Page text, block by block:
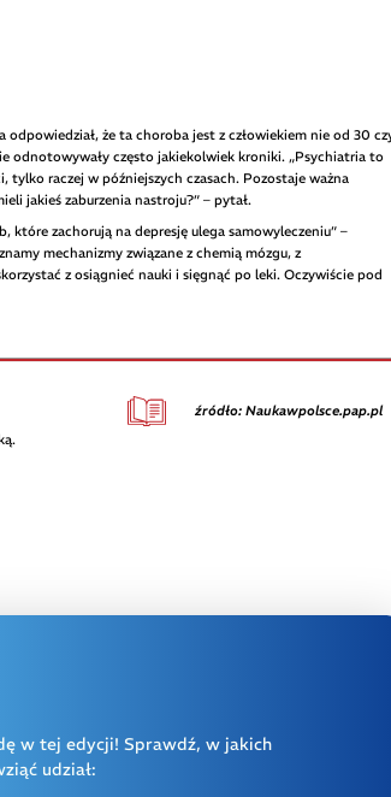
że ta choroba jest z człowiekiem nie od 30
odnotowywały często jakiekolwiek kroniki. „Psychiatria to
raczej w późniejszych czasach. Pozostaje ważna
jakieś zaburzenia nastroju?” – pytał.
które zachorują na depresję ulega samowyleczeniu” –
mechanizmy związane z chemią mózgu, z
z osiągnieć nauki i sięgnąć po leki. Oczywiście pod
źródło: Naukawpolsce.pap.pl
w tej edycji! Sprawdź, w jakich
udział: